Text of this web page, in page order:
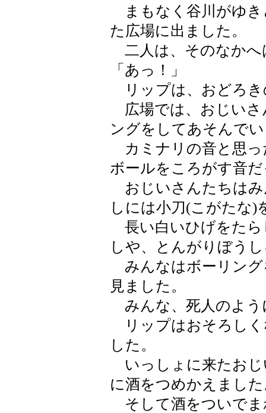
まもなく谷川がゆき
た広場に出ました。
二人は、そのなかへ
「あっ！」
リップは、おどろき
広場では、おじいさ
ングをしてあそんで
カミナリの音と思っ
ボールをころがす音
おじいさんたちはみ
しには小刀(こがたな)
長い白いひげをたら
しや、とんがりぼう
みんなはボーリング
見ました。
みんな、死人のよう
リップはおそろしく
した。
いっしょに来たおじ
に酒をつめかえまし
そして酒をついでま